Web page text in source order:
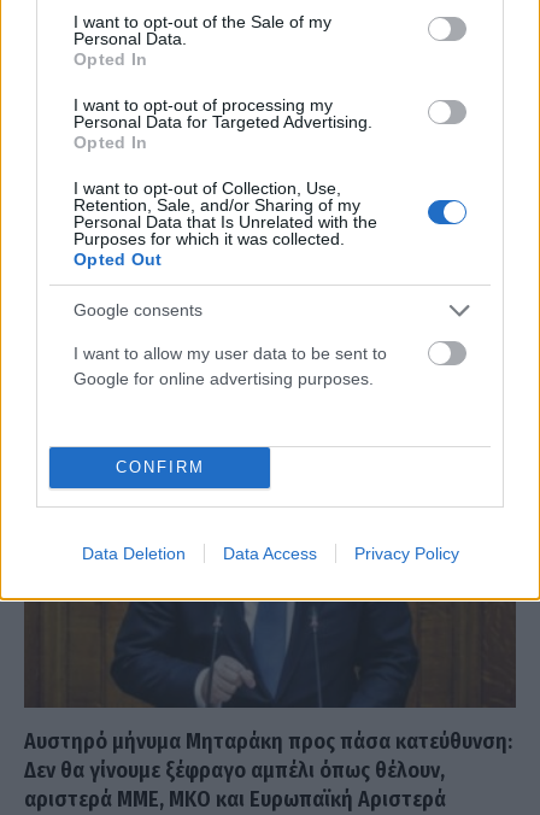
consent section.
I want to opt-out of the Sale of my
Personal Data.
Opted In
I want to opt-out of processing my
Personal Data for Targeted Advertising.
Opted In
I want to opt-out of Collection, Use,
Retention, Sale, and/or Sharing of my
Personal Data that Is Unrelated with the
Purposes for which it was collected.
Opted Out
Google consents
I want to allow my user data to be sent to
Google for online advertising purposes.
CONFIRM
Data Deletion Data Access Privacy Policy
δυνατούς για τη μεγάλη αλλαγή που έχει ανάγκη ο
τόπος
ΑΝΑΡΤΗΘΗΚΕ ΑΠΟΕΛΕΑΝΑ ΖΑΜΠΑΡΑ
«Το σημερινό μας συνέδριο διεξάγεται σε μια ιστορική στιγμή για
την Αριστερά, το κόμμα, την κοινωνία», ανέφερε ο αναπληρωτής
γραμματέας…
Αυστηρό μήνυμα Μηταράκη προς πάσα κατεύθυνση:
Δεν θα γίνουμε ξέφραγο αμπέλι όπως θέλουν,
αριστερά ΜΜΕ, ΜΚΟ και Ευρωπαϊκή Αριστερά